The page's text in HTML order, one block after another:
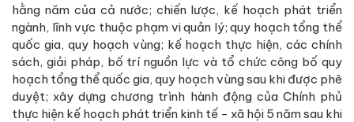
hằng năm của cả nước; chiến lược, kế hoạch phát triển
ngành, lĩnh vực thuộc phạm vi quản lý; quy hoạch tổng thể
quốc gia, quy hoạch vùng; kế hoạch thực hiện, các chính
sách, giải pháp, bố trí nguồn lực và tổ chức công bố quy
hoạch tổng thể quốc gia, quy hoạch vùng sau khi được phê
duyệt; xây dựng chương trình hành động của Chính phủ
thực hiện kế hoạch phát triển kinh tế - xã hội 5 năm sau khi